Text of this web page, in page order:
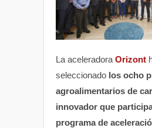
La aceleradora Orizont
seleccionado los ocho
agroalimentarios de
innovador que
programa de